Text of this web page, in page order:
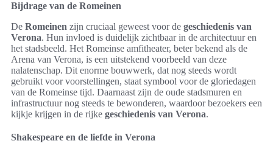
Bijdrage van de Romeinen
De Romeinen zijn cruciaal geweest voor de geschiedenis van
Verona. Hun invloed is duidelijk zichtbaar in de architectuur en
het stadsbeeld. Het Romeinse amfitheater, beter bekend als de
Arena van Verona, is een uitstekend voorbeeld van deze
nalatenschap. Dit enorme bouwwerk, dat nog steeds wordt
gebruikt voor voorstellingen, staat symbool voor de gloriedagen
van de Romeinse tijd. Daarnaast zijn de oude stadsmuren en
infrastructuur nog steeds te bewonderen, waardoor bezoekers een
kijkje krijgen in de rijke geschiedenis van Verona.
Shakespeare en de liefde in Verona